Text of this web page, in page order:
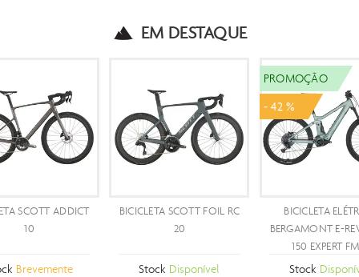
EM DESTAQUE
%
SCOTT FOIL RC
30 COM RODAS
Stock Disponível
BICICLETA SCOTT ADDICT
Stock Disponível
PROMOÇÃO
- 15 %
BICICLETA
RC
Stock